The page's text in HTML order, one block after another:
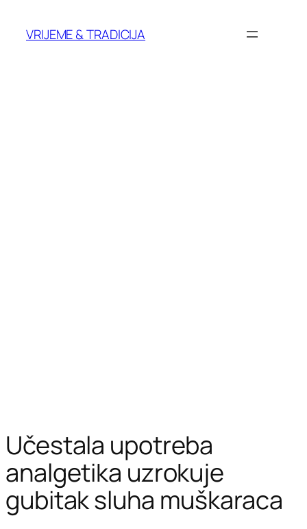
VRIJEME & TRADICIJA
Učestala upotreba
analgetika uzrokuje
gubitak sluha muškaraca